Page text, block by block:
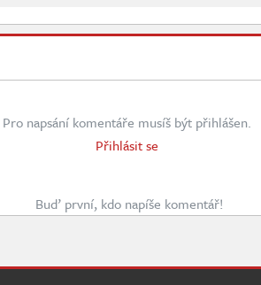
Pro napsání komentáře musíš být přihlášen.
Přihlásit se
Buď první, kdo napíše komentář!